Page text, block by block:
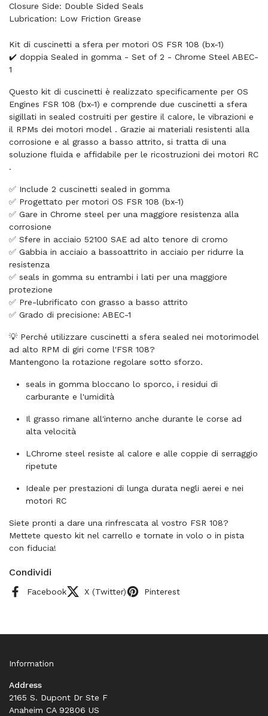
Closure Side: Double Sided Seals
Lubrication: Low Friction Grease
Kit di cuscinetti a sfera per motori OS FSR 108 (bx-1)
✔️ doppia Sealed in gomma - Set of 2 - Chrome Steel ABEC-
1
Questo kit di cuscinetti è realizzato specificamente per OS
Engines FSR 108 (bx-1) e comprende due cuscinetti a sfera
sigillati in sealed costruiti per gestire il calore, le vibrazioni e
il RPMs dei motori model . Grazie ai materiali resistenti alla
corrosione e al grasso a basso attrito, si tratta di una
soluzione fluida e affidabile per le ricostruzioni dei motori RC
.
✅ Include 2 cuscinetti sealed in gomma
✅ Progettato per motori OS FSR 108 (bx-1)
✅ Gare in Chrome steel per una maggiore resistenza alla
corrosione
✅ Sfere in acciaio 52100 SAE ad alto tenore di cromo
✅ Gabbia in acciaio a bassoattrito in acciaio per ridurre la
resistenza
✅ seals in gomma su entrambi i lati per una maggiore
protezione
✅ Pre-lubrificato con grasso a basso attrito
✅ Grado di precisione: ABEC-1
💡 Perché utilizzare cuscinetti a sfera sealed nei motorimodel
ad alto RPM di giri come l'FSR 108?
Mantengono la rotazione regolare sotto sforzo.
seals in gomma bloccano lo sporco, i residui di
carburante e l'umidità
Il grasso rimane all'interno anche durante le corse ad
alta velocità
LChrome steel resiste al calore e alle coppie di serraggio
ripetute
Ideale per prestazioni di lunga durata negli aerei e nei
motori RC
Siete pronti a dare una rinfrescata al vostro FSR 108?
Mettete questo kit nel carrello e tornate in volo o in pista
con fiducia!
Condividi
Facebook X (Twitter) Pinterest
Information
Address
2165 S. Dupont Dr Ste F
Anaheim CA 92806 US